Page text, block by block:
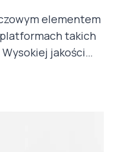
elementem
takich
Wysokiej jakości…